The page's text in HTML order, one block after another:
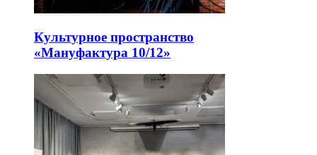
Культурное пространство
«Мануфактура 10/12»